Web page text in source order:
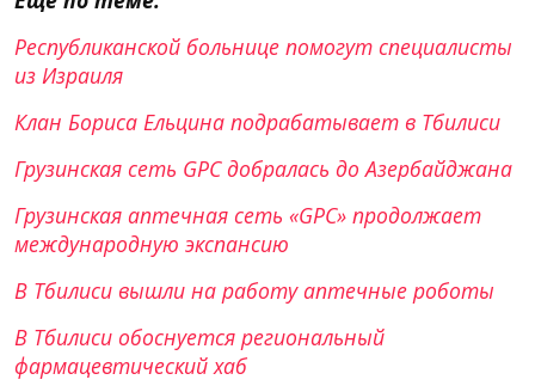
Республиканской больнице помогут специалисты
из Израиля
Клан Бориса Ельцина подрабатывает в Тбилиси
Грузинская сеть GPC добралась до Азербайджана
Грузинская аптечная сеть «GPC» продолжает
международную экспансию
В Тбилиси вышли на работу аптечные роботы
В Тбилиси обоснуется региональный
фармацевтический хаб